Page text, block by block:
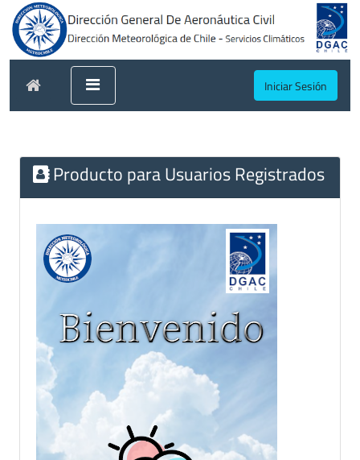
Iniciar Sesión
Producto para Usuarios Registrados